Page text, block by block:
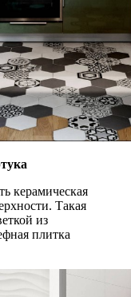
керамическая
Такая
из
плитка